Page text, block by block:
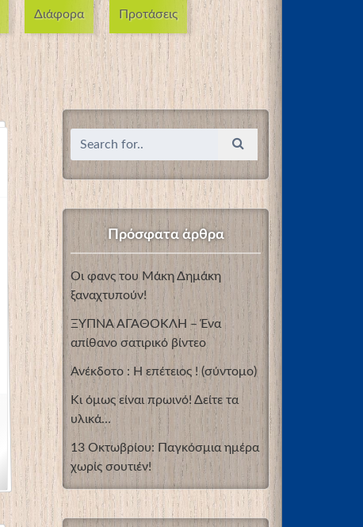
Διάφορα Προτάσεις
Πρόσφατα άρθρα
Οι φανς του Μάκη Δημάκη
ξαναχτυπούν!
ΞΥΠΝΑ ΑΓΑΘΟΚΛΗ – Ένα
απίθανο σατιρικό βίντεο
Ανέκδοτο : Η επέτειος ! (σύντομο)
Κι όμως είναι πρωινό! Δείτε τα
υλικά…
13 Οκτωβρίου: Παγκόσμια ημέρα
χωρίς σουτιέν!